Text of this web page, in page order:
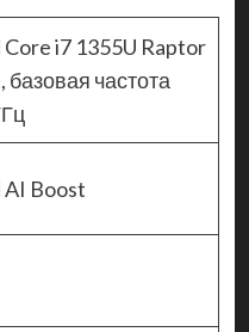
i7 1355U Raptor
базовая частота
Boost